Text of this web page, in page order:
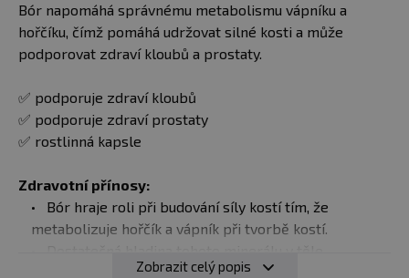
Bór napomáhá správnému metabolismu vápníku a
hořčíku, čímž pomáhá udržovat silné kosti a může
podporovat zdraví kloubů a prostaty.
✅ podporuje zdraví kloubů
✅ podporuje zdraví prostaty
✅ rostlinná kapsle
Zdravotní přínosy:
Bór hraje roli při budování síly kostí tím, že
metabolizuje hořčík a vápník při tvorbě kostí.
podporuje proces tvorby kostí, což může pomoci
Zobrazit celý popis